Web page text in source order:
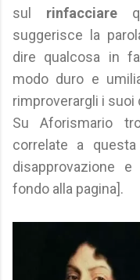
sul rinfacciare
suggerisce la
dire qualcosa in
modo duro e
rimproverargli i
Su Aforismario
correlate a
disapprovazione
fondo alla pagina].